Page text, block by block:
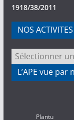
1918/38/2011
NOS
NOS
ACTIVITES
PASSEES
L’APE vue
Plantu